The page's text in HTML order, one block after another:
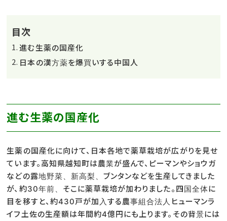
目次
進む生薬の国産化
日本の漢方薬を爆買いする中国人
進む生薬の国産化
生薬の国産化に向けて、日本各地で薬草栽培が広がりを見せ
ています。高知県越知町は農業が盛んで、ピーマンやショウガ
などの露地野菜、新高梨、ブンタンなどを生産してきました
が、約30年前、そこに薬草栽培が加わりました。四国全体に
目を移すと、約430戸が加入する農事組合法人ヒューマンラ
イフ土佐の生産額は年間約4億円にも上ります。その背景には